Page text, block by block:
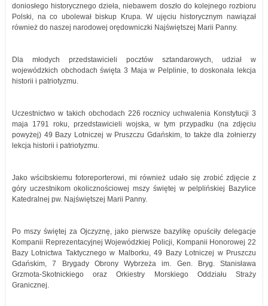
doniosłego historycznego dzieła, niebawem doszło do kolejnego rozbioru
Polski, na co ubolewał biskup Krupa. W ujęciu historycznym nawiązał
również do naszej narodowej orędowniczki Najświętszej Marii Panny.
Dla młodych przedstawicieli pocztów sztandarowych, udział w
wojewódzkich obchodach święta 3 Maja w Pelplinie, to doskonała lekcja
historii i patriotyzmu.
Uczestnictwo w takich obchodach 226 rocznicy uchwalenia Konstytucji 3
maja 1791 roku, przedstawicieli wojska, w tym przypadku (na zdjęciu
powyżej) 49 Bazy Lotniczej w Pruszczu Gdańskim, to także dla żołnierzy
lekcja historii i patriotyzmu.
Jako wścibskiemu fotoreporterowi, mi również udało się zrobić zdjęcie z
góry uczestnikom okolicznościowej mszy świętej w pelplińskiej Bazylice
Katedralnej pw. Najświętszej Marii Panny.
Po mszy świętej za Ojczyznę, jako pierwsze bazylikę opuściły delegacje
Kompanii Reprezentacyjnej Wojewódzkiej Policji, Kompanii Honorowej 22
Bazy Lotnictwa Taktycznego w Malborku, 49 Bazy Lotniczej w Pruszczu
Gdańskim, 7 Brygady Obrony Wybrzeża im. Gen. Bryg. Stanisława
Grzmota-Skotnickiego oraz Orkiestry Morskiego Oddziału Straży
Granicznej.